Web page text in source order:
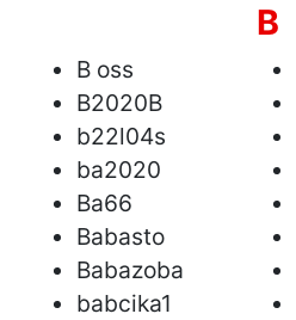
B
B oss
B2020B
b22l04s
ba2020
Ba66
Babasto
Babazoba
babcika1